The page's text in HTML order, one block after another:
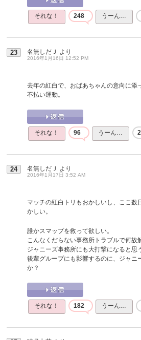
それな！ 248 うーん…
23 名無しだＪ より
2016年1月16日 12:52 PM
去年の紅白で、おばあちゃんの意向に添
不払い運動。
それな！ 96 うーん…
24 名無しだＪ より
2016年1月17日 3:52 AM
マッチの紅白トリもおかしいし、ここ数
かしい。
誰かスマップを救って欲しい。
こんなくだらない事務所トラブルで何故
ジャニーズ事務所にも大打撃になると思
後輩グループにも影響するのに、ジャニ
か？
それな！ 182 うーん…